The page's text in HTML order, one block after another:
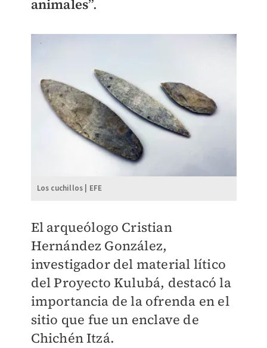
animales”.
Los cuchillos | EFE
El arqueólogo Cristian
Hernández González,
investigador del material lítico
del Proyecto Kulubá, destacó la
importancia de la ofrenda en el
sitio que fue un enclave de
Chichén Itzá.